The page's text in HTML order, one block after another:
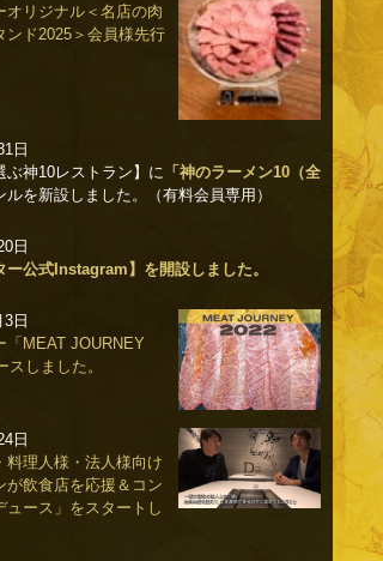
オリジナル＜名店の肉
ンド2025＞会員様先行
日
ぶ神10レストラン】に 「神のラーメン10（全
ルを新設しました。（有料会員専用）
日
ー公式Instagram】を開設しました。
日
「MEAT JOURNEY
スしました。
日
料理人様・法人様向け
が飲食店を応援＆コン
ュース」をスタートし